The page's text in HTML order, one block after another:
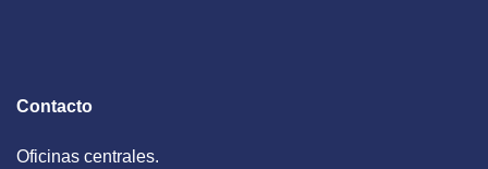
Contacto
Oficinas centrales.